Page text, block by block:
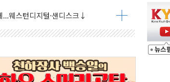
회의
에 강세
민들 공포감 극대화 전략
로 상한가…마진 잔액은 사상 최고